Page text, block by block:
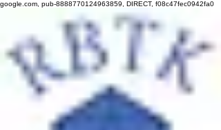
google.com, pub-8888770124963859, DIRECT, f08c47fec0942fa0